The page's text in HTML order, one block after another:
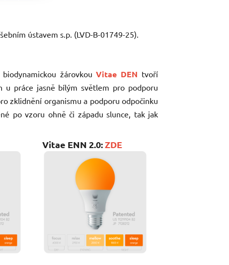
ústavem s.p. (LVD-B-01749-25).
žárovkouVitae DEN tvoří
práce jasně bílým světlem pro podporu
zklidnění organismu a podporu odpočinku
po vzoru ohně či západu slunce, tak jak
Vitae ENN 2.0:ZDE